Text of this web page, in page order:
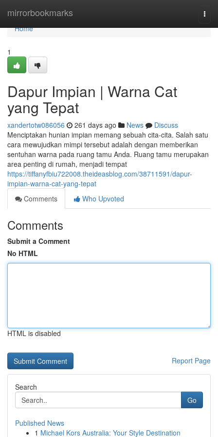
mirrorbookmarks
Home
Home
1
Dapur Impian | Warna Cat
yang Tepat
xandertotw086056 261 days ago News
Discuss
Menciptakan hunian impian memang sebuah cita-cita. Salah satu
cara mewujudkan mimpi tersebut adalah dengan memberikan
sentuhan warna pada ruang tamu Anda. Ruang tamu merupakan
area penting di rumah, menjadi tempat
https://tiffanyfbiu722008.theideasblog.com/38711591/dapur-
impian-warna-cat-yang-tepat
Comments
Who Upvoted
Comments
Submit a Comment
No HTML
HTML is disabled
Report Page
Search
Go
Published News
1 Michael Kors Australia: Your Style Destination